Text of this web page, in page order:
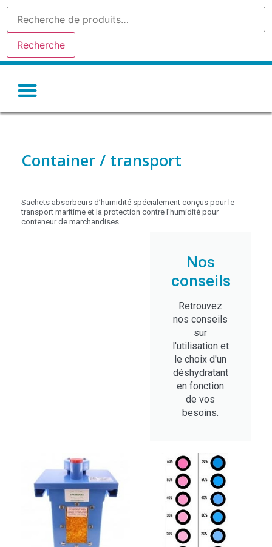
Recherche
Container / transport
Sachets absorbeurs d’humidité spécialement conçus pour le
transport maritime et la protection contre l’humidité pour
conteneur de marchandises.
Nos
conseils
Retrouvez
nos conseils
sur
l'utilisation et
le choix d'un
déshydratant
en fonction
de vos
besoins.